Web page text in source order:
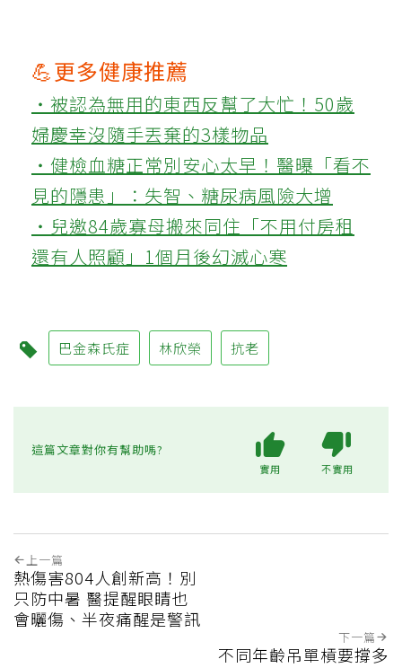
💪更多健康推薦
‧被認為無用的東西反幫了大忙！50歲
婦慶幸沒隨手丟棄的3樣物品
‧健檢血糖正常別安心太早！醫曝「看不
見的隱患」：失智、糖尿病風險大增
‧兒邀84歲寡母搬來同住「不用付房租
還有人照顧」1個月後幻滅心寒
巴金森氏症 林欣榮 抗老
這篇文章對你有幫助嗎?
實用 不實用
上一篇
熱傷害804人創新高！別
只防中暑 醫提醒眼睛也
會曬傷、半夜痛醒是警訊
下一篇
不同年齡吊單槓要撐多